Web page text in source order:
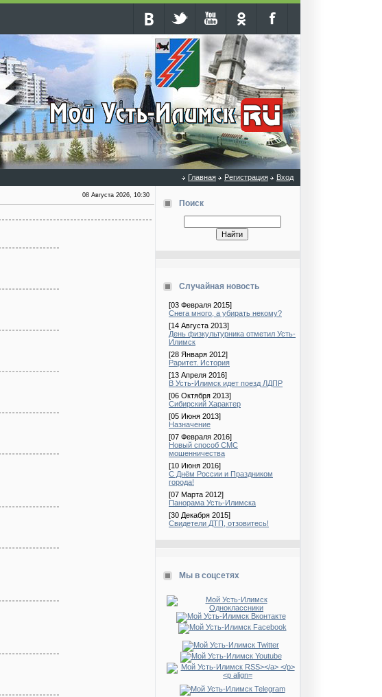
Главная Регистрация Вход
08 Августа 2026, 10:30
Поиск
Случайная новость
[03 Февраля 2015]
Снега много, а убирать некому?
[14 Августа 2013]
День физкультурника отметил Усть-
Илимск
[28 Января 2012]
Раритет. История
[13 Апреля 2016]
В Усть-Илимск идет поезд ЛДПР
[06 Октября 2013]
Сибирский Характер
[05 Июня 2013]
Назначение
[07 Февраля 2016]
Новый способ СМС
мошенничества
[10 Июня 2016]
С Днём России и Праздником
города!
[07 Марта 2012]
Панорама Усть-Илимска
[30 Декабря 2015]
Свидетели ДТП, отзовитесь!
Мы в соцсетях